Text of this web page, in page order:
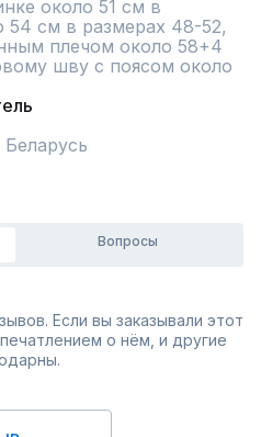
около 51 см в
54 см в размерах 48-52,
плечом около 58+4
шву с поясом около
Вопросы
Если вы заказывали этот
о нём, и другие